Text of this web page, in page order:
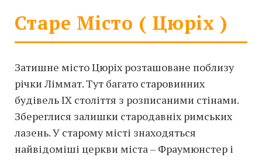
Старе Місто ( Цюріх )
Затишне місто Цюріх розташоване поблизу
річки Ліммат. Тут багато старовинних
будівель IX століття з розписаними стінами.
Збереглися залишки стародавніх римських
лазень. У старому місті знаходяться
найвідоміші церкви міста – Фраумюнстер і